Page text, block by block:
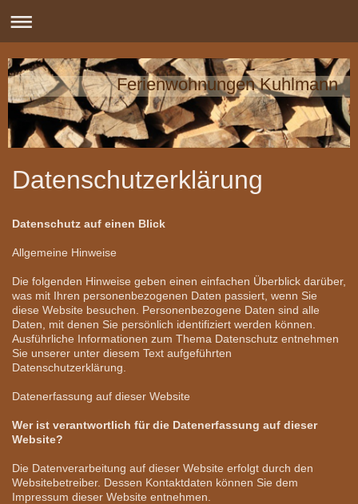
Ferienwohnungen Kuhlmann
Datenschutzerklärung
Datenschutz auf einen Blick
Allgemeine Hinweise
Die folgenden Hinweise geben einen einfachen Überblick darüber,
was mit Ihren personenbezogenen Daten passiert, wenn Sie
diese Website besuchen. Personenbezogene Daten sind alle
Daten, mit denen Sie persönlich identifiziert werden können.
Ausführliche Informationen zum Thema Datenschutz entnehmen
Sie unserer unter diesem Text aufgeführten
Datenschutzerklärung.
Datenerfassung auf dieser Website
Wer ist verantwortlich für die Datenerfassung auf dieser
Website?
Die Datenverarbeitung auf dieser Website erfolgt durch den
Websitebetreiber. Dessen Kontaktdaten können Sie dem
Impressum dieser Website entnehmen.